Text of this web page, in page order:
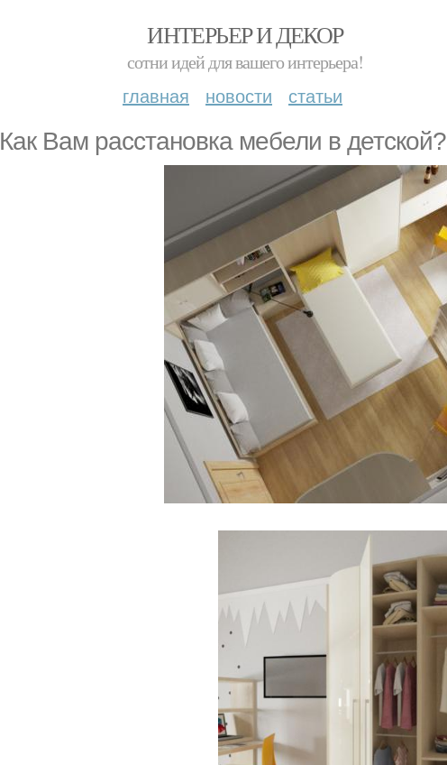
ИНТЕРЬЕР И ДЕКОР
сотни идей для вашего интерьера!
главная новости статьи
Как Вам расстановка мебели в детской?